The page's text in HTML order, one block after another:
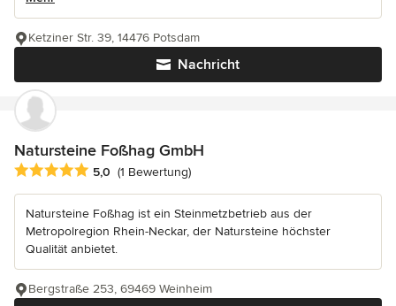
Nachricht
Ketziner Str. 39, 14476 Potsdam
Natursteine Foßhag GmbH
Durchschnittliche Bewertung: 5 von 5 Sternen
5,0 (1 Bewertung)
Natursteine Foßhag ist ein Steinmetzbetrieb aus der
Metropolregion Rhein-Neckar, der Natursteine höchster
Qualität anbietet.
Bergstraße 253, 69469 Weinheim